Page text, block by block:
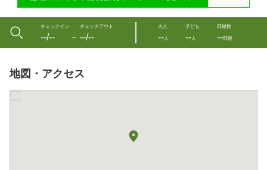
チェックイン
--/-- 〜
チェックアウト
--/--
大人
--人
子ども
--人
部屋数
--部屋
地図・アクセス